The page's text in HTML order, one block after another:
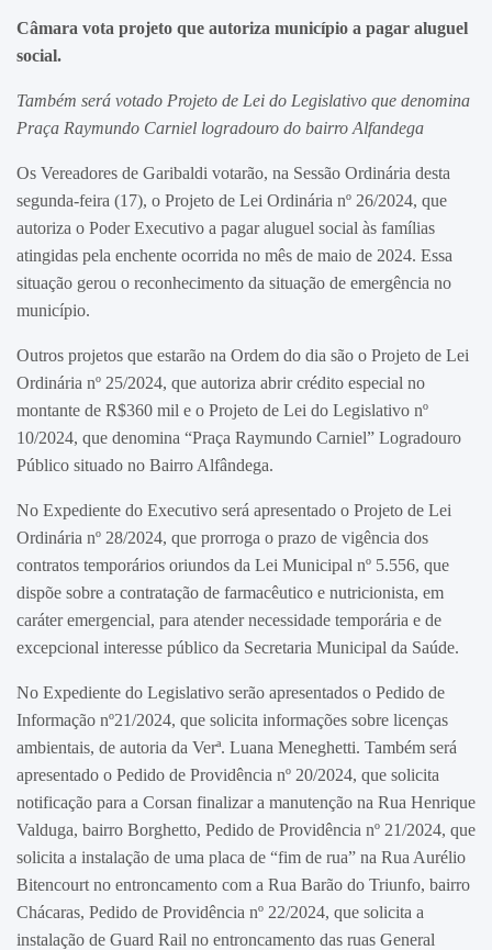
Câmara vota projeto que autoriza município a pagar aluguel
social.
Também será votado Projeto de Lei do Legislativo que denomina
Praça Raymundo Carniel logradouro do bairro Alfandega
Os Vereadores de Garibaldi votarão, na Sessão Ordinária desta
segunda-feira (17), o Projeto de Lei Ordinária nº 26/2024, que
autoriza o Poder Executivo a pagar aluguel social às famílias
atingidas pela enchente ocorrida no mês de maio de 2024. Essa
situação gerou o reconhecimento da situação de emergência no
município.
Outros projetos que estarão na Ordem do dia são o Projeto de Lei
Ordinária nº 25/2024, que autoriza abrir crédito especial no
montante de R$360 mil e o Projeto de Lei do Legislativo nº
10/2024, que denomina “Praça Raymundo Carniel” Logradouro
Público situado no Bairro Alfândega.
No Expediente do Executivo será apresentado o Projeto de Lei
Ordinária nº 28/2024, que prorroga o prazo de vigência dos
contratos temporários oriundos da Lei Municipal nº 5.556, que
dispõe sobre a contratação de farmacêutico e nutricionista, em
caráter emergencial, para atender necessidade temporária e de
excepcional interesse público da Secretaria Municipal da Saúde.
No Expediente do Legislativo serão apresentados o Pedido de
Informação nº21/2024, que solicita informações sobre licenças
ambientais, de autoria da Verª. Luana Meneghetti. Também será
apresentado o Pedido de Providência nº 20/2024, que solicita
notificação para a Corsan finalizar a manutenção na Rua Henrique
Valduga, bairro Borghetto, Pedido de Providência nº 21/2024, que
solicita a instalação de uma placa de “fim de rua” na Rua Aurélio
Bitencourt no entroncamento com a Rua Barão do Triunfo, bairro
Chácaras, Pedido de Providência nº 22/2024, que solicita a
instalação de Guard Rail no entroncamento das ruas General